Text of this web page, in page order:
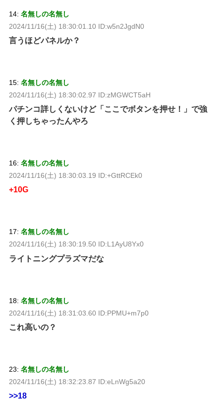
14: 名無しの名無し
2024/11/16(土) 18:30:01.10 ID:w5n2JgdN0
言うほどパネルか？
15: 名無しの名無し
2024/11/16(土) 18:30:02.97 ID:zMGWCT5aH
パチンコ詳しくないけど「ここでボタンを押せ！」で強
く押しちゃったんやろ
16: 名無しの名無し
2024/11/16(土) 18:30:03.19 ID:+GttRCEk0
+10G
17: 名無しの名無し
2024/11/16(土) 18:30:19.50 ID:L1AyU8Yx0
ライトニングプラズマだな
18: 名無しの名無し
2024/11/16(土) 18:31:03.60 ID:PPMU+m7p0
これ高いの？
23: 名無しの名無し
2024/11/16(土) 18:32:23.87 ID:eLnWg5a20
>>18